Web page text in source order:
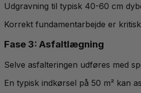
Udgravning til typisk 40-60 cm
Korrekt fundamentarbejde er
Fase 3: Asfaltlægning
Selve asfalteringen udføres med
En typisk indkørsel på 50 m² kan